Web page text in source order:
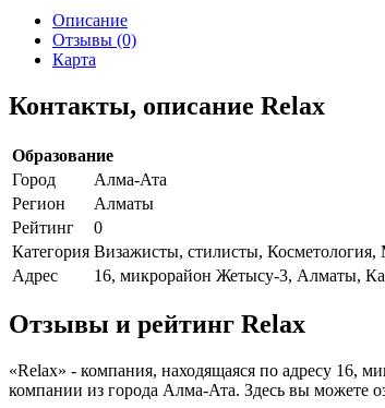
Описание
Отзывы (0)
Карта
Контакты, описание Relax
Образование
Город
Алма-Ата
Регион
Алматы
Рейтинг
0
Категория Визажисты, стилисты, Косметология,
Адрес
16, микрорайон Жетысу-3, Алматы,
Отзывы и рейтинг Relax
«Relax» - компания, находящаяся по адресу 16,
компании из города Алма-Ата. Здесь вы можете